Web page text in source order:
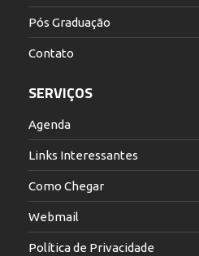
Pós Graduação
Contato
SERVIÇOS
Agenda
Links Interessantes
Como Chegar
Webmail
Política de Privacidade